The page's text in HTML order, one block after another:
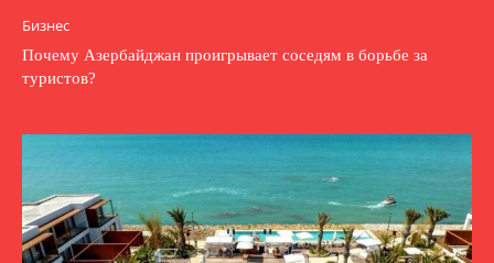
Бизнес
Почему Азербайджан проигрывает соседям в борьбе за
туристов?